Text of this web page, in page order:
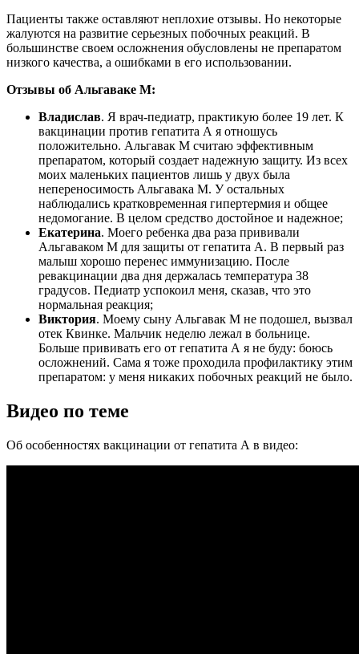
Пациенты также оставляют неплохие отзывы. Но некоторые
жалуются на развитие серьезных побочных реакций. В
большинстве своем осложнения обусловлены не препаратом
низкого качества, а ошибками в его использовании.
Отзывы об Альгаваке М:
Владислав. Я врач-педиатр, практикую более 19 лет. К
вакцинации против гепатита А я отношусь
положительно. Альгавак М считаю эффективным
препаратом, который создает надежную защиту. Из всех
моих маленьких пациентов лишь у двух была
непереносимость Альгавака М. У остальных
наблюдались кратковременная гипертермия и общее
недомогание. В целом средство достойное и надежное;
Екатерина. Моего ребенка два раза прививали
Альгаваком М для защиты от гепатита А. В первый раз
малыш хорошо перенес иммунизацию. После
ревакцинации два дня держалась температура 38
градусов. Педиатр успокоил меня, сказав, что это
нормальная реакция;
Виктория. Моему сыну Альгавак М не подошел, вызвал
отек Квинке. Мальчик неделю лежал в больнице.
Больше прививать его от гепатита А я не буду: боюсь
осложнений. Сама я тоже проходила профилактику этим
препаратом: у меня никаких побочных реакций не было.
Видео по теме
Об особенностях вакцинации от гепатита А в видео: